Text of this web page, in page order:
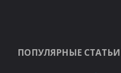
ПОПУЛЯРНЫЕ СТАТЬИ